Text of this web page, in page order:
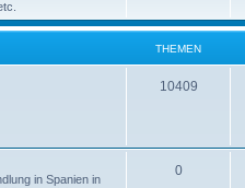
THEMEN
10409
in Spanien in
0